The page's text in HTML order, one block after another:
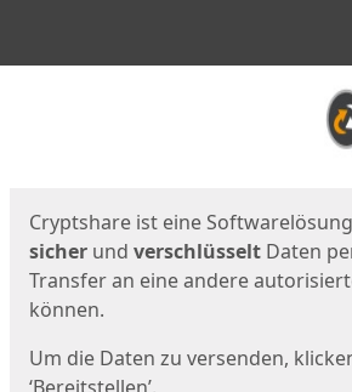
Cryptshare ist eine
sicher und verschlüsselt Daten
Transfer an eine andere
können.
Um die Daten zu versenden,